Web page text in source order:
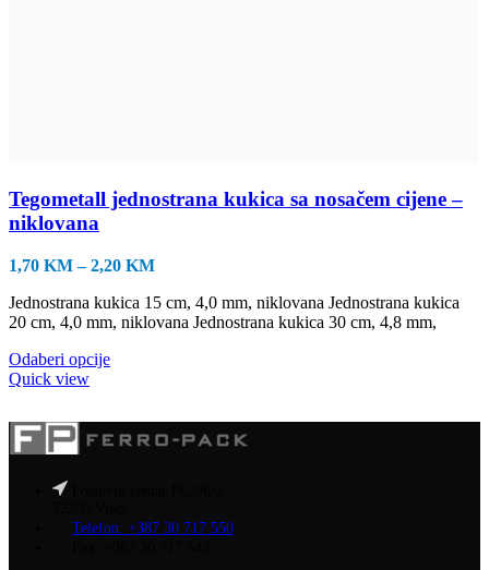
Tegometall jednostrana kukica sa nosačem cijene –
niklovana
1,70 KM – 2,20 KMRaspon
od
1,70 KM
Jednostrana kukica 15 cm, 4,0 mm, niklovana Jednostrana kukica
20 cm, 4,0 mm, niklovana Jednostrana kukica 30 cm, 4,8 mm,
Odaberi opcijeOvaj
varijanti.
na
Quick view
Telefon: +387 30 717 550